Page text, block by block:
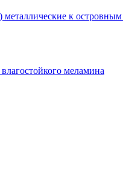
к островным
меламина